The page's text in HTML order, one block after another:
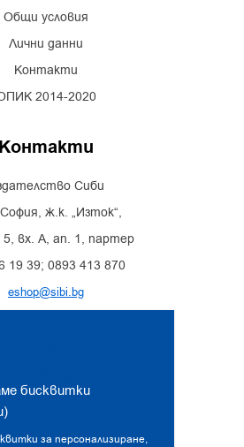
бисквитки
за персонализиране,
Общи условия
Лични данни
Контакти
2014-2020
Контакти
Сиби
ж.к. „Изток“,
вх. А, ап. 1, партер
19 39; 0893 413 870
eshop@sibi.bg